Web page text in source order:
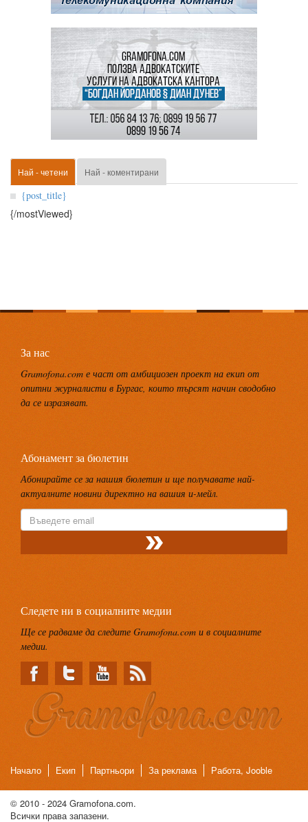
Най - четени Най - коментирани
{post_title}
{/mostViewed}
За нас
Gramofona.com е част от амбициозен проект на екип от
опитни журналисти в Бургас, които търсят начин сводобно
да се изразяват.
Абонамент за бюлетин
Абонирайте се за нашия бюлетин и ще получавате най-
актуалните новини директно на вашия и-мейл.
Следете ни в социалните медии
Ще се радваме да следите Gramofona.com и в социалните
медии.
Начало Екип Партньори За реклама Работа, Jooble
© 2010 - 2024 Gramofona.com.
Всички права запазени.